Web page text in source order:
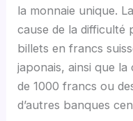
la monnaie unique.
cause de la difficulté
billets en francs
japonais, ainsi que
de 1000 francs ou
d’autres banques